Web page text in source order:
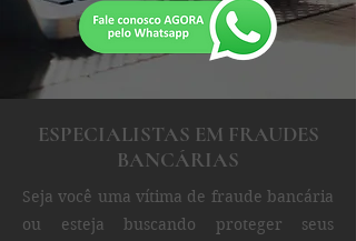
ESPECIALISTAS EM FRAUDES
BANCÁRIAS
Seja você uma vítima de fraude bancária
ou esteja buscando proteger seus